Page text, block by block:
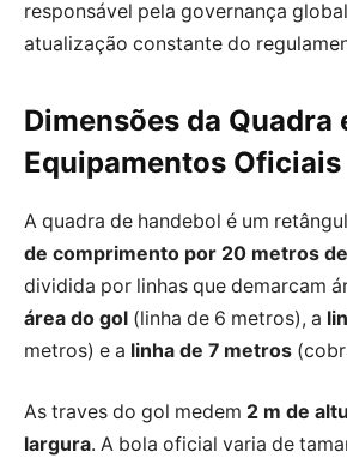
responsável pela governança
atualização constante do
Dimensões da Quadra
Equipamentos Oficiais
A quadra de handebol é um
de comprimento por 20 metros
dividida por linhas que demarcam
área do gol (linha de 6 metros), a
metros) e a linha de 7 metros
As traves do gol medem 2 m de
largura. A bola oficial varia de